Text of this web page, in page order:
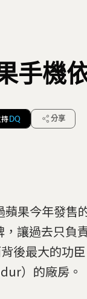
手機
DQ 分享
蘋果今年發售
讓過去只負
後最大的功
）的廠房。